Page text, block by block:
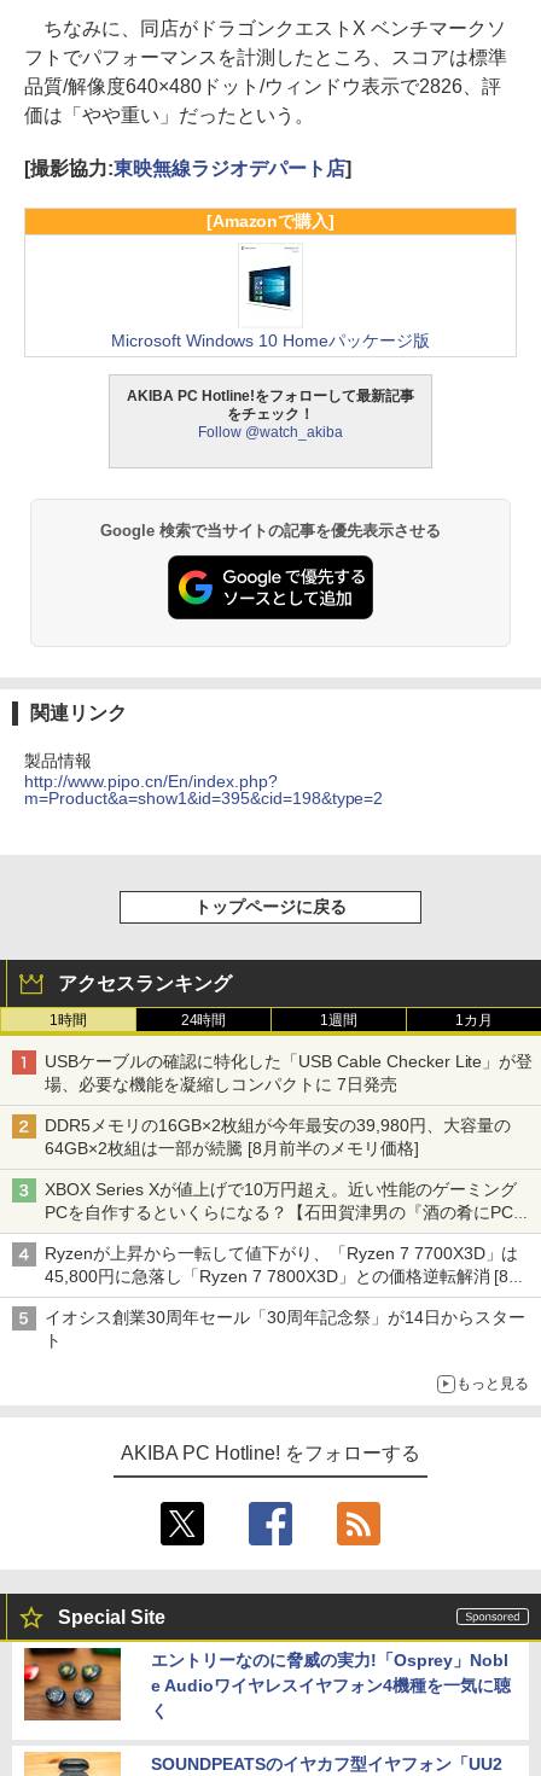
ちなみに、同店がドラゴンクエストX ベンチマークソ
フトでパフォーマンスを計測したところ、スコアは標準
品質/解像度640×480ドット/ウィンドウ表示で2826、評
価は「やや重い」だったという。
[撮影協力:東映無線ラジオデパート店]
[Amazonで購入]
Microsoft Windows 10 Homeパッケージ版
AKIBA PC Hotline!をフォローして最新記事
をチェック！
Follow @watch_akiba
Google 検索で当サイトの記事を優先表示させる
関連リンク
製品情報
http://www.pipo.cn/En/index.php?
m=Product&a=show1&id=395&cid=198&type=2
トップページに戻る
アクセスランキング
1時間 24時間 1週間 1カ月
USBケーブルの確認に特化した「USB Cable Checker Lite」が登
場、必要な機能を凝縮しコンパクトに 7日発売
DDR5メモリの16GB×2枚組が今年最安の39,980円、大容量の
64GB×2枚組は一部が続騰 [8月前半のメモリ価格]
XBOX Series Xが値上げで10万円超え。近い性能のゲーミング
PCを自作するといくらになる？【石田賀津男の『酒の肴にPCゲ
ーム』】
Ryzenが上昇から一転して値下がり、「Ryzen 7 7700X3D」は
45,800円に急落し「Ryzen 7 7800X3D」との価格逆転解消 [8月
前半のCPU価格]
イオシス創業30周年セール「30周年記念祭」が14日からスター
ト
もっと見る
AKIBA PC Hotline! をフォローする
Special Site
エントリーなのに脅威の実力!「Osprey」Nobl
e Audioワイヤレスイヤフォン4機種を一気に聴
く
SOUNDPEATSのイヤカフ型イヤフォン「UU2